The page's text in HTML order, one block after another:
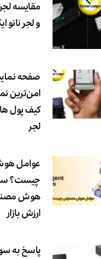
مقایسه
و لجر نانو
صفحه
امن‌ترین
کیف پول
لجر
عوامل
چیست؟
هوش
ارزش بازار
پاسخ به